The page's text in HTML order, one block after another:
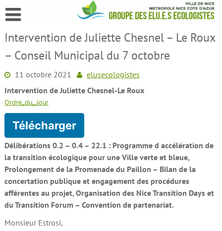
to
content
Intervention de Juliette Chesnel – Le Roux
– Conseil Municipal du 7 octobre
11 octobre 2021
elusecologistes
Intervention de Juliette Chesnel-Le Roux
Ordre_du_Jour
Télécharger
Délibérations 0.2 – 0.4 – 22.1 : Programme d accélération de
la transition écologique pour une Ville verte et bleue,
Prolongement de la Promenade du Paillon – Bilan de la
concertation publique et engagement des procédures
afférentes au projet, Organisation des Nice Transition Days et
du Transition Forum – Convention de partenariat.
Monsieur Estrosi,